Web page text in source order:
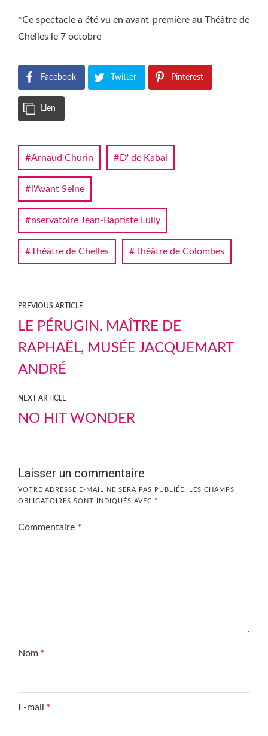
*Ce spectacle a été vu en avant-première au Théâtre de
Chelles le 7 octobre
Facebook Twitter Pinterest
Lien
Arnaud Churin D' de Kabal
l'Avant Seine
nservatoire Jean-Baptiste Lully
Théâtre de Chelles Théâtre de Colombes
PREVIOUS ARTICLE
LE PÉRUGIN, MAÎTRE DE
RAPHAËL, MUSÉE JACQUEMART
ANDRÉ
NEXT ARTICLE
NO HIT WONDER
Laisser un commentaire
VOTRE ADRESSE E-MAIL NE SERA PAS PUBLIÉE.
LES CHAMPS
OBLIGATOIRES SONT INDIQUÉS AVEC *
Commentaire *
Nom *
E-mail *